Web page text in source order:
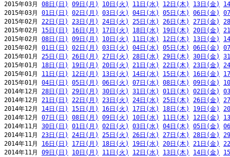
2015年03月 08日(日) 09日(月) 10日(火) 11日(水) 12日(木) 13日(金)
2015年03月 01日(日) 02日(月) 03日(火) 04日(水) 05日(木) 06日(金)
2015年02月 22日(日) 23日(月) 24日(火) 25日(水) 26日(木) 27日(金)
2015年02月 15日(日) 16日(月) 17日(火) 18日(水) 19日(木) 20日(金)
2015年02月 08日(日) 09日(月) 10日(火) 11日(水) 12日(木) 13日(金)
2015年02月 01日(日) 02日(月) 03日(火) 04日(水) 05日(木) 06日(金)
2015年01月 25日(日) 26日(月) 27日(火) 28日(水) 29日(木) 30日(金)
2015年01月 18日(日) 19日(月) 20日(火) 21日(水) 22日(木) 23日(金)
2015年01月 11日(日) 12日(月) 13日(火) 14日(水) 15日(木) 16日(金)
2015年01月 04日(日) 05日(月) 06日(火) 07日(水) 08日(木) 09日(金)
2014年12月 28日(日) 29日(月) 30日(火) 31日(水) 01日(木) 02日(金)
2014年12月 21日(日) 22日(月) 23日(火) 24日(水) 25日(木) 26日(金)
2014年12月 14日(日) 15日(月) 16日(火) 17日(水) 18日(木) 19日(金)
2014年12月 07日(日) 08日(月) 09日(火) 10日(水) 11日(木) 12日(金)
2014年11月 30日(日) 01日(月) 02日(火) 03日(水) 04日(木) 05日(金)
2014年11月 23日(日) 24日(月) 25日(火) 26日(水) 27日(木) 28日(金)
2014年11月 16日(日) 17日(月) 18日(火) 19日(水) 20日(木) 21日(金)
2014年11月 09日(日) 10日(月) 11日(火) 12日(水) 13日(木) 14日(金)